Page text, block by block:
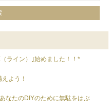
ライン）｣始めました！！*
よう！
なたのDIYのために無駄をはぶ